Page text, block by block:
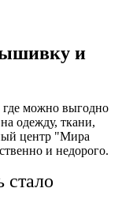
и
можно выгодно
одежду, ткани,
центр "Мира
и недорого.
стало